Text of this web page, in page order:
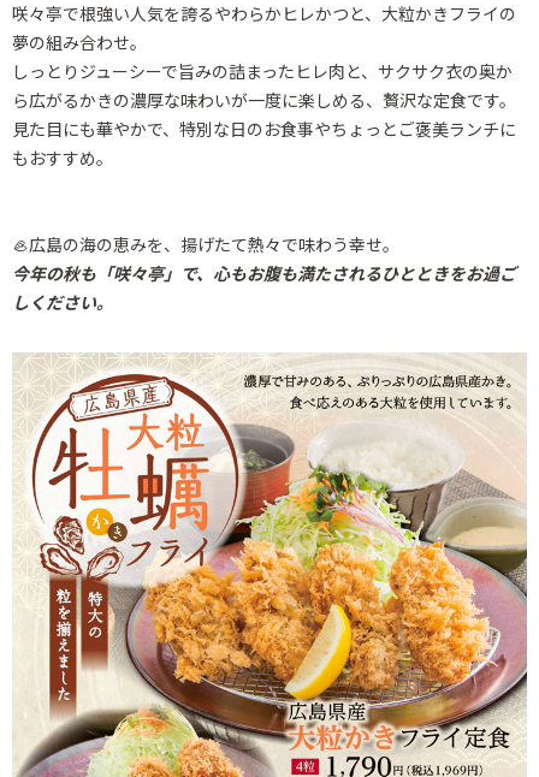
咲々亭で根強い人気を誇るやわらかヒレかつと、大粒かきフライの
夢の組み合わせ。
しっとりジューシーで旨みの詰まったヒレ肉と、サクサク衣の奥か
ら広がるかきの濃厚な味わいが一度に楽しめる、 贅沢な定食です。
見た目にも華やかで、特別な日のお食事やちょっとご褒美ランチに
もおすすめ。
🦪広島の海の恵みを、揚げたて熱々で味わう幸せ。
今年の秋も「咲々亭」で、心もお腹も満たされるひとときをお過ご
しください。